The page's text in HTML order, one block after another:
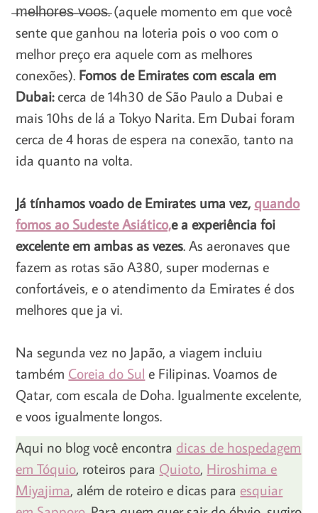
̶m̶e̶l̶h̶o̶r̶e̶s̶ ̶v̶o̶o̶s̶. (aquele momento em que você
sente que ganhou na loteria pois o voo com o
melhor preço era aquele com as melhores
conexões). Fomos de Emirates com escala em
Dubai:cerca de 14h30 de São Paulo a Dubai e
mais 10hs de lá a Tokyo Narita. Em Dubai foram
cerca de 4 horas de espera na conexão, tanto na
ida quanto na volta.
Já tínhamos voado de Emirates uma vez, quando
fomos ao Sudeste Asiático,e a experiência foi
excelente em ambas as vezes. As aeronaves que
fazem as rotas são A380, super modernas e
confortáveis, e o atendimento da Emirates é dos
melhores que ja vi.
Na segunda vez no Japão, a viagem incluiu
também Coreia do Sul e Filipinas. Voamos de
Qatar, com escala de Doha. Igualmente excelente,
e voos igualmente longos.
Aqui no blog você encontra dicas de hospedagem
em Tóquio, roteiros para Quioto, Hiroshima e
Miyajima, além de roteiro e dicas para esquiar